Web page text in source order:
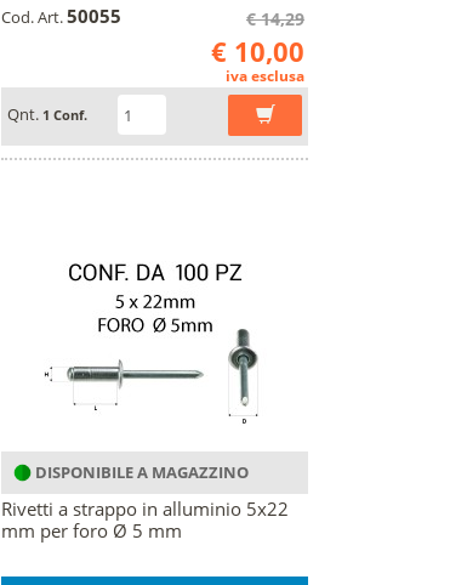
Cod. Art.50055 € 14,29
€ 10,00
iva esclusa
Qnt. 1 Conf.
DISPONIBILE A MAGAZZINO
Rivetti a strappo in alluminio 5x22
mm per foro Ø 5 mm